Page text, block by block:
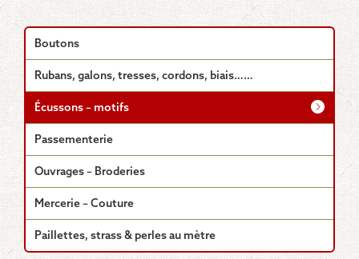
Boutons
Rubans, galons, tresses, cordons, biais……
Écussons – motifs
Passementerie
Ouvrages – Broderies
Mercerie – Couture
Paillettes, strass & perles au mètre